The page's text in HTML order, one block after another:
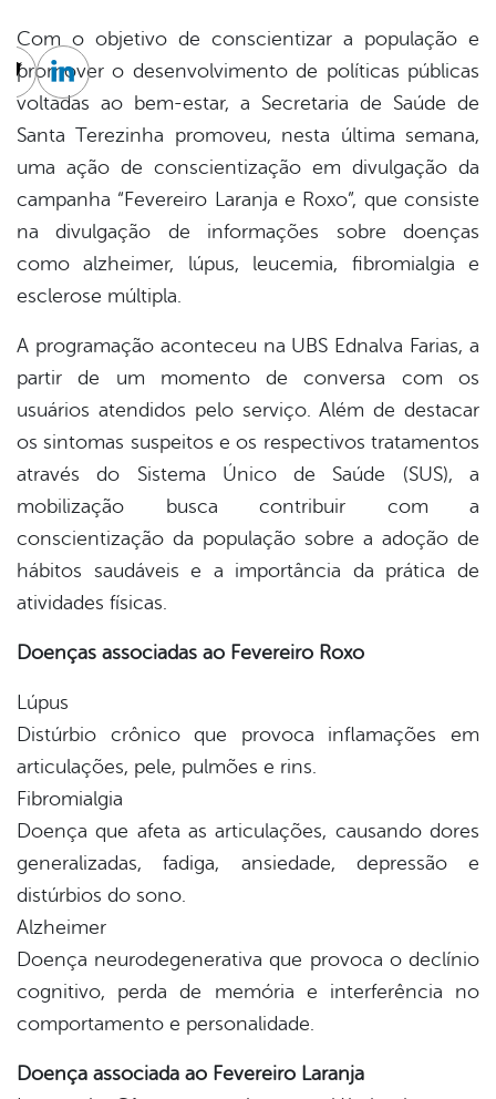
Com o objetivo de conscientizar a população e
promover o desenvolvimento de políticas públicas
voltadas ao bem-estar, a Secretaria de Saúde de
Santa Terezinha promoveu, nesta última semana,
uma ação de conscientização em divulgação da
campanha “Fevereiro Laranja e Roxo”, que consiste
na divulgação de informações sobre doenças
como alzheimer, lúpus, leucemia, fibromialgia e
esclerose múltipla.
A programação aconteceu na UBS Ednalva Farias, a
partir de um momento de conversa com os
usuários atendidos pelo serviço. Além de destacar
os sintomas suspeitos e os respectivos tratamentos
através do Sistema Único de Saúde (SUS), a
mobilização busca contribuir com a
conscientização da população sobre a adoção de
hábitos saudáveis e a importância da prática de
atividades físicas.
Doenças associadas ao Fevereiro Roxo
Lúpus
Distúrbio crônico que provoca inflamações em
articulações, pele, pulmões e rins.
Fibromialgia
Doença que afeta as articulações, causando dores
generalizadas, fadiga, ansiedade, depressão e
distúrbios do sono.
Alzheimer
Doença neurodegenerativa que provoca o declínio
cognitivo, perda de memória e interferência no
comportamento e personalidade.
Doença associada ao Fevereiro Laranja
Twitter
Linkedin